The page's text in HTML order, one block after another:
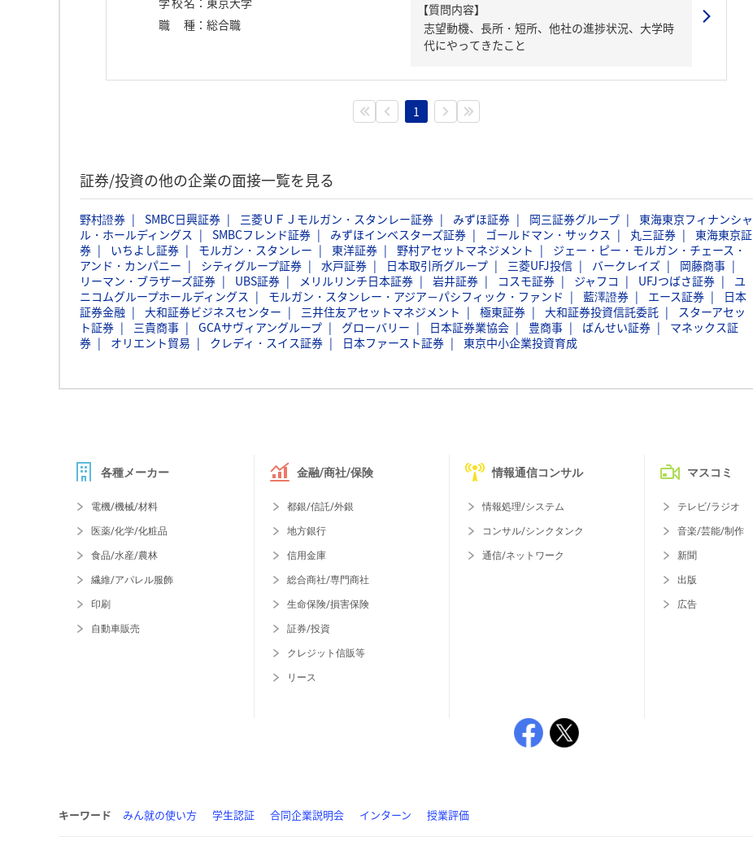
職種 ： 総合職
【質問内容】
志望動機、長所・短所、他社の進捗状況、大学時
代にやってきたこと
1
証券/投資の他の企業の面接一覧を見る
野村證券 SMBC日興証券 三菱ＵＦＪモルガン・スタンレー証券 みずほ証券 岡三証券グループ
東海東京フィナンシャ
ル・ホールディングス
SMBCフレンド証券 みずほインベスターズ証券 ゴールドマン・サックス 丸三証券
東海東京証
券
いちよし証券 モルガン・スタンレー 東洋証券 野村アセットマネジメント
ジェー・ピー・モルガン・チェース・
アンド・カンパニー
シティグループ証券 水戸証券 日本取引所グループ 三菱UFJ投信 バークレイズ
岡藤商事
リーマン・ブラザーズ証券
UBS証券 メリルリンチ日本証券 岩井証券 コスモ証券 ジャフコ UFJつばさ証券
ユ
ニコムグループホールディングス
モルガン・スタンレー・アジア－パシフィック・ファンド 藍澤證券 エース証券
日本
証券金融
大和証券ビジネスセンター 三井住友アセットマネジメント 極東証券 大和証券投資信託委託
スターアセッ
ト証券
三貴商事 GCAサヴィアングループ グローバリー 日本証券業協会 豊商事 ばんせい証券
マネックス証
券
オリエント貿易 クレディ・スイス証券 日本ファースト証券 東京中小企業投資育成
各種メーカー
電機/機械/材料
医薬/化学/化粧品
食品/水産/農林
繊維/アパレル服飾
印刷
自動車販売
金融/商社/保険
都銀/信託/外銀
地方銀行
信用金庫
総合商社/専門商社
生命保険/損害保険
証券/投資
クレジット信販等
リース
情報通信コンサル
情報処理/システム
コンサル/シンクタンク
通信/ネットワーク
マスコミ
テレビ/ラジオ
音楽/芸能/制作
新聞
出版
広告
キーワード みん就の使い方 学生認証 合同企業説明会 インターン 授業評価